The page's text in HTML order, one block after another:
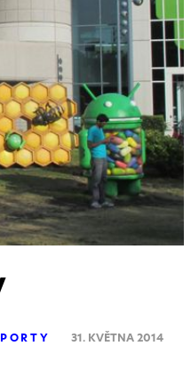
31. KVĚTNA 2014